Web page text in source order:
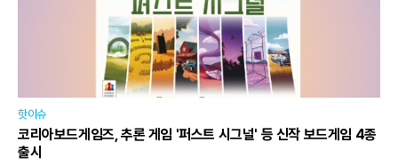
핫이슈
코리아보드게임즈, 추론 게임 '퍼스트 시그널' 등 신작 보드게임 4종
출시